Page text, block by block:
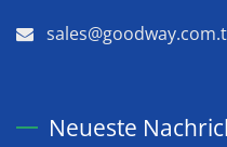
Neueste